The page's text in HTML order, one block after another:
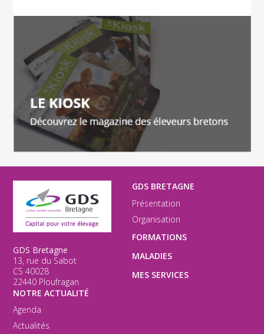
GDS Bretagne
13, rue du Sabot
CS 40028
22440 Ploufragan
GDS BRETAGNE
Présentation
Organisation
FORMATIONS
MALADIES
MES SERVICES
NOTRE ACTUALITÉ
Agenda
Actualités